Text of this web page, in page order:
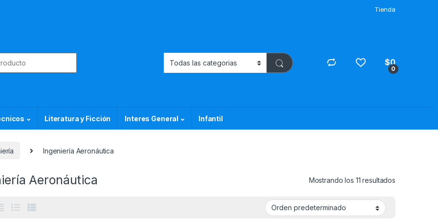
Tienda
0
$0
Literatura y Ficción Interes General Infantil
Ingeniería Aeronáutica
Aeronáutica Mostrando los 11 resultados